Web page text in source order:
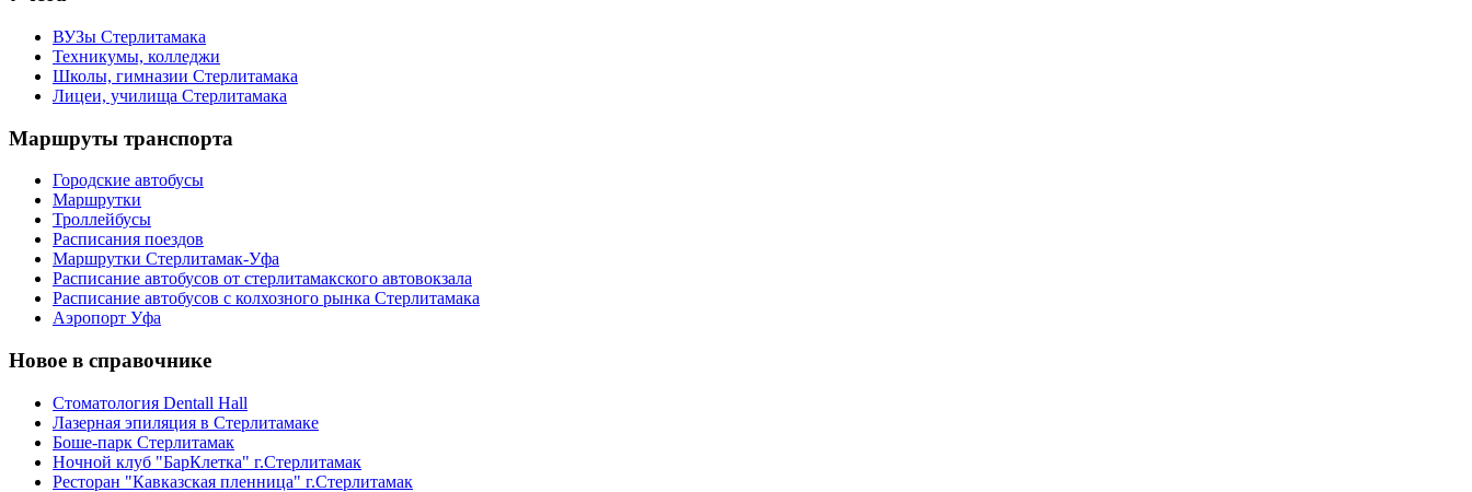
ВУЗы Стерлитамака
Техникумы, колледжи
Школы, гимназии Стерлитамака
Лицеи, училища Стерлитамака
Маршруты транспорта
Городские автобусы
Маршрутки
Троллейбусы
Расписания поездов
Маршрутки Стерлитамак-Уфа
Расписание автобусов от стерлитамакского автовокзала
Расписание автобусов с колхозного рынка Стерлитамака
Аэропорт Уфа
Новое в справочнике
Стоматология Dentall Hall
Лазерная эпиляция в Стерлитамаке
Боше-парк Стерлитамак
Ночной клуб "БарКлетка" г.Стерлитамак
Ресторан "Кавказская пленница" г.Стерлитамак